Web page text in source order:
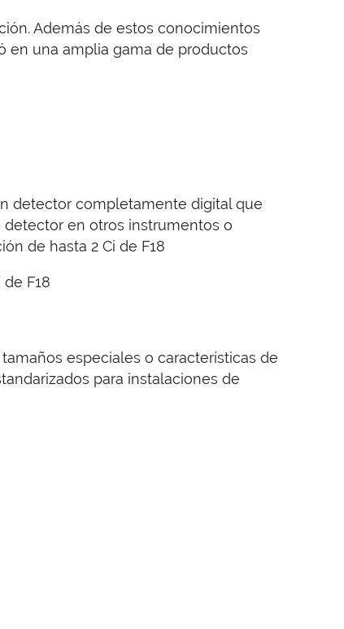
Además de estos conocimientos
en una amplia gama de productos
detector completamente digital que
detector en otros instrumentos o
de hasta 2 Ci de F18
F18
especiales o características de
para instalaciones de